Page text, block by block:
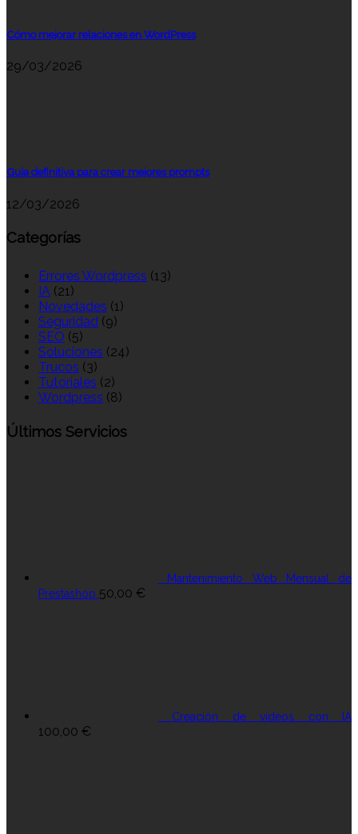
Cómo mejorar relaciones en WordPress
29/03/2026
Guía definitiva para crear mejores prompts
12/03/2026
Categorías
Errores Wordpress (13)
IA (21)
Novedades (1)
Seguridad (9)
SEO (5)
Soluciones (24)
Trucos (3)
Tutoriales (2)
Wordpress (8)
Últimos Servicios
Mantenimiento Web Mensual de
Prestashop 50,00 €
Creación de vídeos con IA
100,00 €